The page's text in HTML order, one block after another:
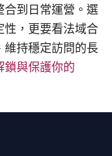
合到日常運營。選
性，更要看法域合
維持穩定訪問的長
鎖與保護你的